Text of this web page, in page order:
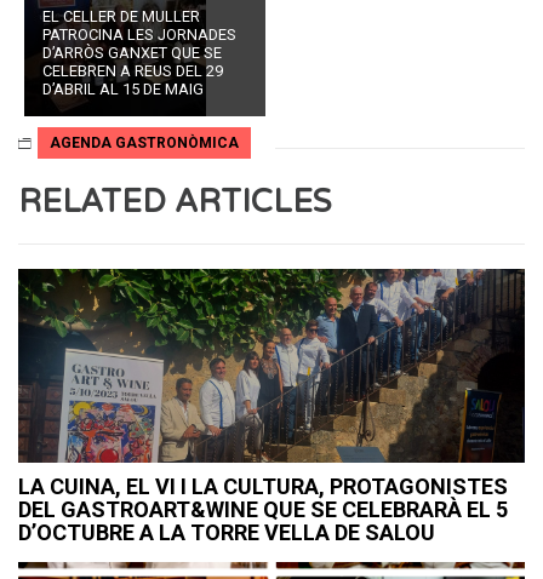
EL CELLER DE MULLER
PATROCINA LES JORNADES
D’ARRÒS GANXET QUE SE
CELEBREN A REUS DEL 29
D’ABRIL AL 15 DE MAIG
AGENDA GASTRONÒMICA
RELATED ARTICLES
LA CUINA, EL VI I LA CULTURA, PROTAGONISTES
DEL GASTROART&WINE QUE SE CELEBRARÀ EL 5
D’OCTUBRE A LA TORRE VELLA DE SALOU